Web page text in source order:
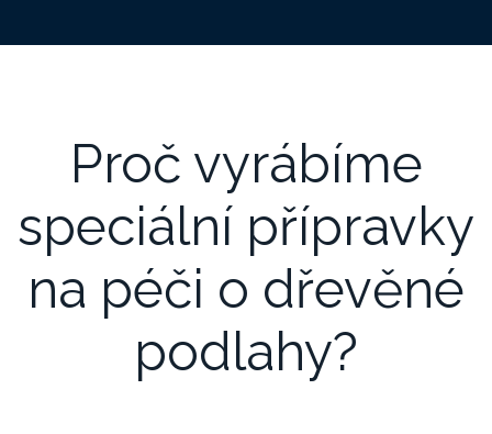
Proč vyrábíme
speciální přípravky
na péči o dřevěné
podlahy?